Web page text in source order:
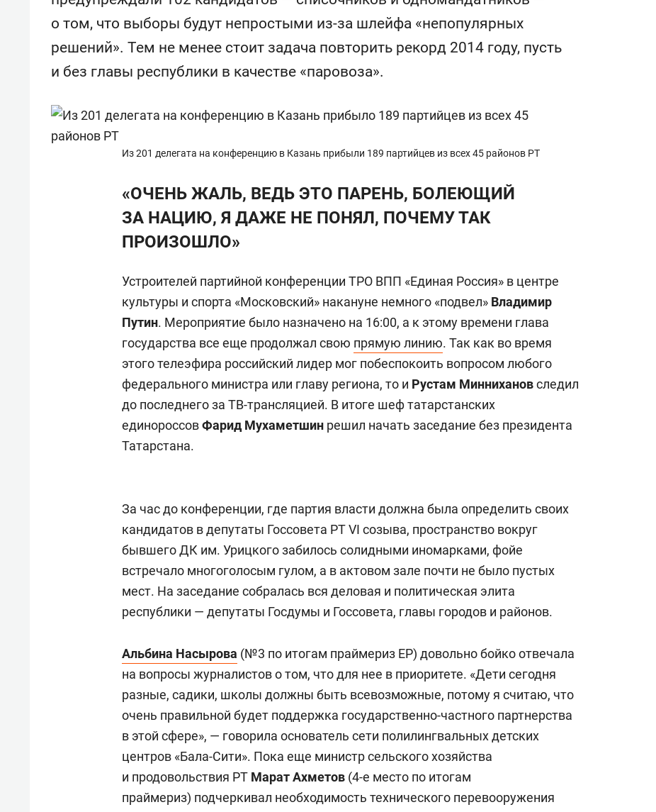
о том, что выборы будут непростыми из-за шлейфа «непопулярных
решений». Тем не менее стоит задача повторить рекорд 2014 году, пусть
и без главы республики в качестве «паровоза».
Из 201 делегата на конференцию в Казань прибыли 189 партийцев из всех 45 районов РТ
«ОЧЕНЬ ЖАЛЬ, ВЕДЬ ЭТО ПАРЕНЬ, БОЛЕЮЩИЙ
ЗА НАЦИЮ, Я ДАЖЕ НЕ ПОНЯЛ, ПОЧЕМУ ТАК
ПРОИЗОШЛО»
Устроителей партийной конференции ТРО ВПП «Единая Россия» в центре
культуры и спорта «Московский» накануне немного «подвел» Владимир
Путин. Мероприятие было назначено на 16:00, а к этому времени глава
государства все еще продолжал свою прямую линию. Так как во время
этого телеэфира российский лидер мог побеспокоить вопросом любого
федерального министра или главу региона, то и Рустам Миннихановследил
до последнего за ТВ-трансляцией. В итоге шеф татарстанских
единороссовФарид Мухаметшин решил начать заседание без президента
Татарстана.
За час до конференции, где партия власти должна была определить своих
кандидатов в депутаты Госсовета РТ VI созыва, пространство вокруг
бывшего ДК им. Урицкого забилось солидными иномарками, фойе
встречало многоголосым гулом, а в актовом зале почти не было пустых
мест. На заседание собралась вся деловая и политическая элита
республики — депутаты Госдумы и Госсовета, главы городов и районов.
Альбина Насырова (№3 по итогам праймериз ЕР) довольно бойко отвечала
на вопросы журналистов о том, что для нее в приоритете. «Дети сегодня
разные, садики, школы должны быть всевозможные, потому я считаю, что
очень правильной будет поддержка государственно-частного партнерства
в этой сфере», — говорила основатель сети полилингвальных детских
центров «Бала-Сити». Пока еще министр сельского хозяйства
и продовольствия РТ Марат Ахметов (4-е место по итогам
праймериз) подчеркивал необходимость технического перевооружения
состоянием как основа
антихрупких команд